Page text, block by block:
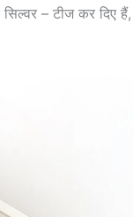
– टीज कर दिए